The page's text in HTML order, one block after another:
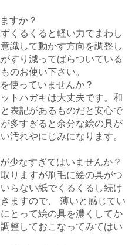
すか？
くるくると軽い力でまわし
識して動かす方向を調整し
すり減ってばらついている
のお使い下さい。
使っていませんか？
トハガキは大丈夫です。和
表記があるものだと安心で
多すぎると余分な絵の具が
汚れやにじみになります。
少なすぎてはいませんか？
りますが刷毛に絵の具がつ
らない紙でくるくるし続け
ますので、 薄いと感じてい
とって絵の具を濃くしてか
整しておこなってみてはい